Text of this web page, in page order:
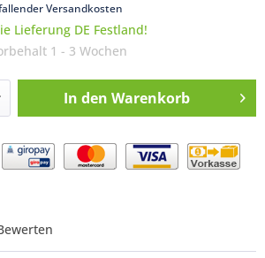
Versandkosten
Lieferung DE Festland!
1 - 3 Wochen
In den Warenkorb